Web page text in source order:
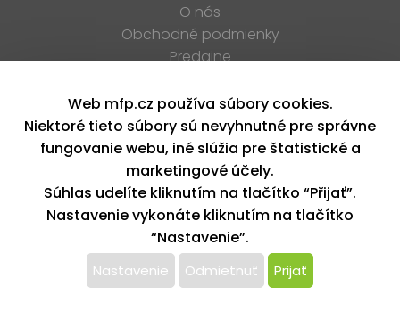
O nás
Obchodné podmienky
Predajne
K stiahnutiu
Blog
Kontakt
Kariéra
XML feed
Copyright © 2026, MFP paper s. r. o. | Všetky práva vyhradené
design by MFP
Tento web používa k poskytovaniu služieb,
Web mfp.cz používa súbory cookies.
Niektoré tieto súbory sú nevyhnutné pre správne
fungovanie webu, iné slúžia pre štatistické a
marketingové účely.
Súhlas udelíte kliknutím na tlačítko “Přijať”.
Nastavenie vykonáte kliknutím na tlačítko
“Nastavenie”.
Nastavenie Odmietnuť Prijať